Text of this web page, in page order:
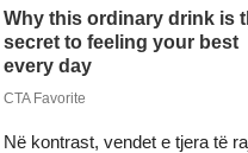
Në kontrast, vendet e tjera të